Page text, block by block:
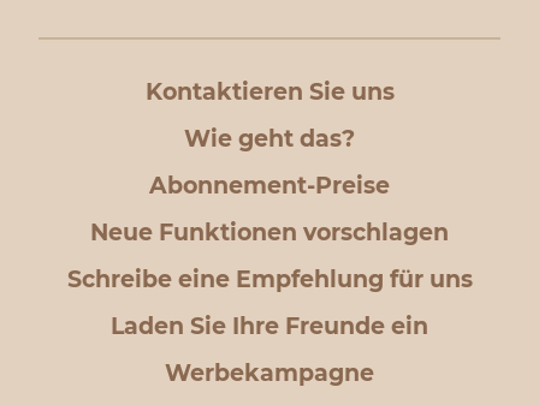
Kontaktieren Sie uns
Wie geht das?
Abonnement-Preise
Neue Funktionen vorschlagen
Schreibe eine Empfehlung für uns
Laden Sie Ihre Freunde ein
Werbekampagne